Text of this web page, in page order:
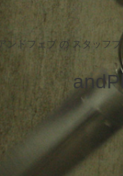
アンドフェブ の スタッフ